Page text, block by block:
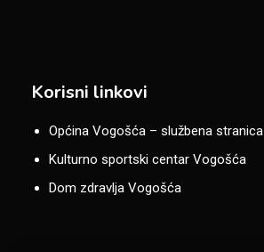
Korisni linkovi
Općina Vogošća – službena stranica
Kulturno sportski centar Vogošća
Dom zdravlja Vogošća